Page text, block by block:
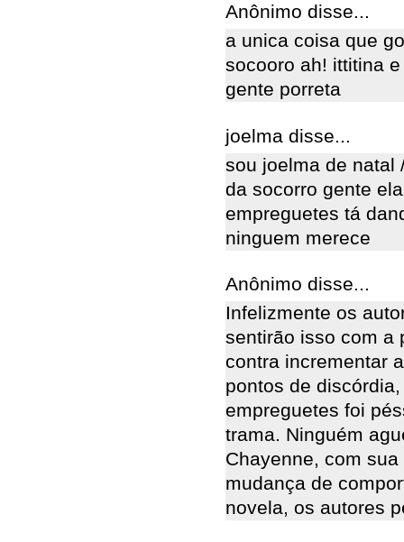
Anônimo disse...
a unica coisa que
socooro ah! ittitina
gente porreta
joelma disse...
sou joelma de natal
da socorro gente
empreguetes tá
ninguem merece
Anônimo disse...
Infelizmente os
sentirão isso com a
contra incrementar
pontos de
empreguetes foi
trama. Ninguém
Chayenne, com
mudança de
novela, os autores